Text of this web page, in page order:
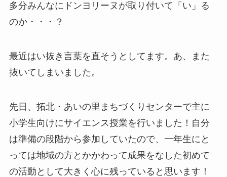
多分みんなにドンヨリーヌが取り付いて「い」る
のか・・・？
最近はい抜き言葉を直そうとしてます。あ、また
抜いてしまいました。
先日、拓北・あいの里まちづくりセンターで主に
小学生向けにサイエンス授業を行いました！自分
は準備の段階から参加していたので、一年生にと
っては地域の方とかかわって成果をなした初めて
の活動として大きく心に残っていると思います！